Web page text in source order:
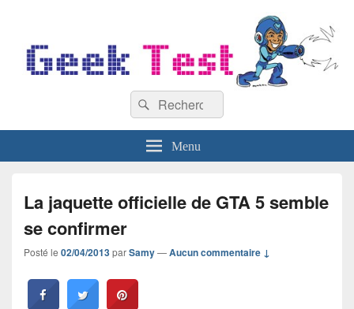
Recherche :
Rechercher
Menu
La jaquette officielle de GTA 5 semble
se confirmer
Posté le 02/04/2013parSamy—Aucun commentaire ↓